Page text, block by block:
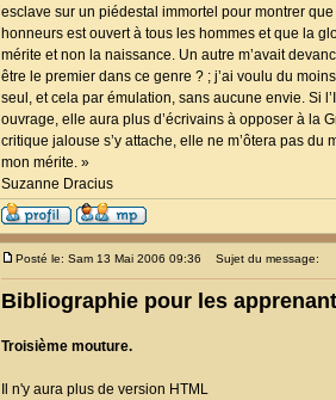
esclave sur un piédestal immortel pour montrer
honneurs est ouvert à tous les hommes et que la
mérite et non la naissance. Un autre m’avait
être le premier dans ce genre ? ; j’ai voulu du moins
seul, et cela par émulation, sans aucune envie. Si
ouvrage, elle aura plus d’écrivains à opposer à la
critique jalouse s’y attache, elle ne m’ôtera pas du
mon mérite. »
Suzanne Dracius
Posté le: Sam 13 Mai 2006 09:36 Sujet du message:
Bibliographie pour les
Troisième mouture.
Il n'y aura plus de version HTML